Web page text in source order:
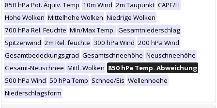
850 hPa Pot. Äquiv. Temp 10m Wind 2m Taupunkt CAPE/LI
Hohe Wolken Mittelhohe Wolken Niedrige Wolken
700 hPa Rel. Feuchte Min/Max Temp. Gesamtniederschlag
Spitzenwind 2m Rel. feuchte 300 hPa Wind 200 hPa Wind
Gesamtbedeckungsgrad Gesamtschneehöhe Neuschneehöhe
Gesamt-Neuschnee Mittl. Wolken 850 hPa Temp. Abweichung
500 hPa Wind 50 hPa Temp Schnee/Eis Wellenhoehe
Niederschlagsform